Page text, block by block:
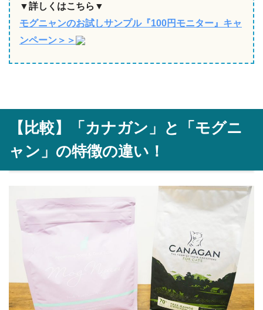
▼詳しくはこちら▼
モグニャンのお試しサンプル『100円モニター』キャ
ンペーン＞＞
【比較】「カナガン」と「モグニ
ャン」の特徴の違い！